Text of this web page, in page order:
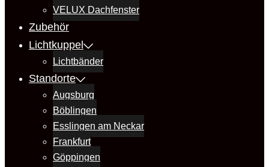
VELUX Dachfenster
Zubehör
Lichtkuppel
Lichtbänder
Standorte
Augsburg
Böblingen
Esslingen am Neckar
Frankfurt
Göppingen